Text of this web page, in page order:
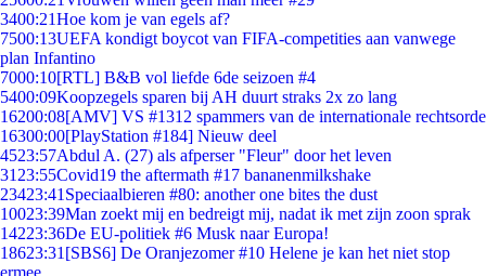
3400:21Hoe kom je van egels af?
7500:13UEFA kondigt boycot van FIFA-competities aan vanwege
plan Infantino
7000:10[RTL] B&B vol liefde 6de seizoen #4
5400:09Koopzegels sparen bij AH duurt straks 2x zo lang
16200:08[AMV] VS #1312 spammers van de internationale rechtsorde
16300:00[PlayStation #184] Nieuw deel
4523:57Abdul A. (27) als afperser "Fleur" door het leven
31 23:55Covid19 the aftermath #17 bananenmilkshake
23423:41 Speciaalbieren #80: another one bites the dust
10023:39Man zoekt mij en bedreigt mij, nadat ik met zijn zoon sprak
14223:36De EU-politiek #6 Musk naar Europa!
18623:31 [SBS6] De Oranjezomer #10 Helene je kan het niet stop
ermee